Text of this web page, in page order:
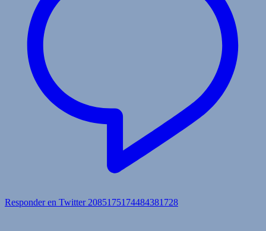
Responder en Twitter 2085175174484381728